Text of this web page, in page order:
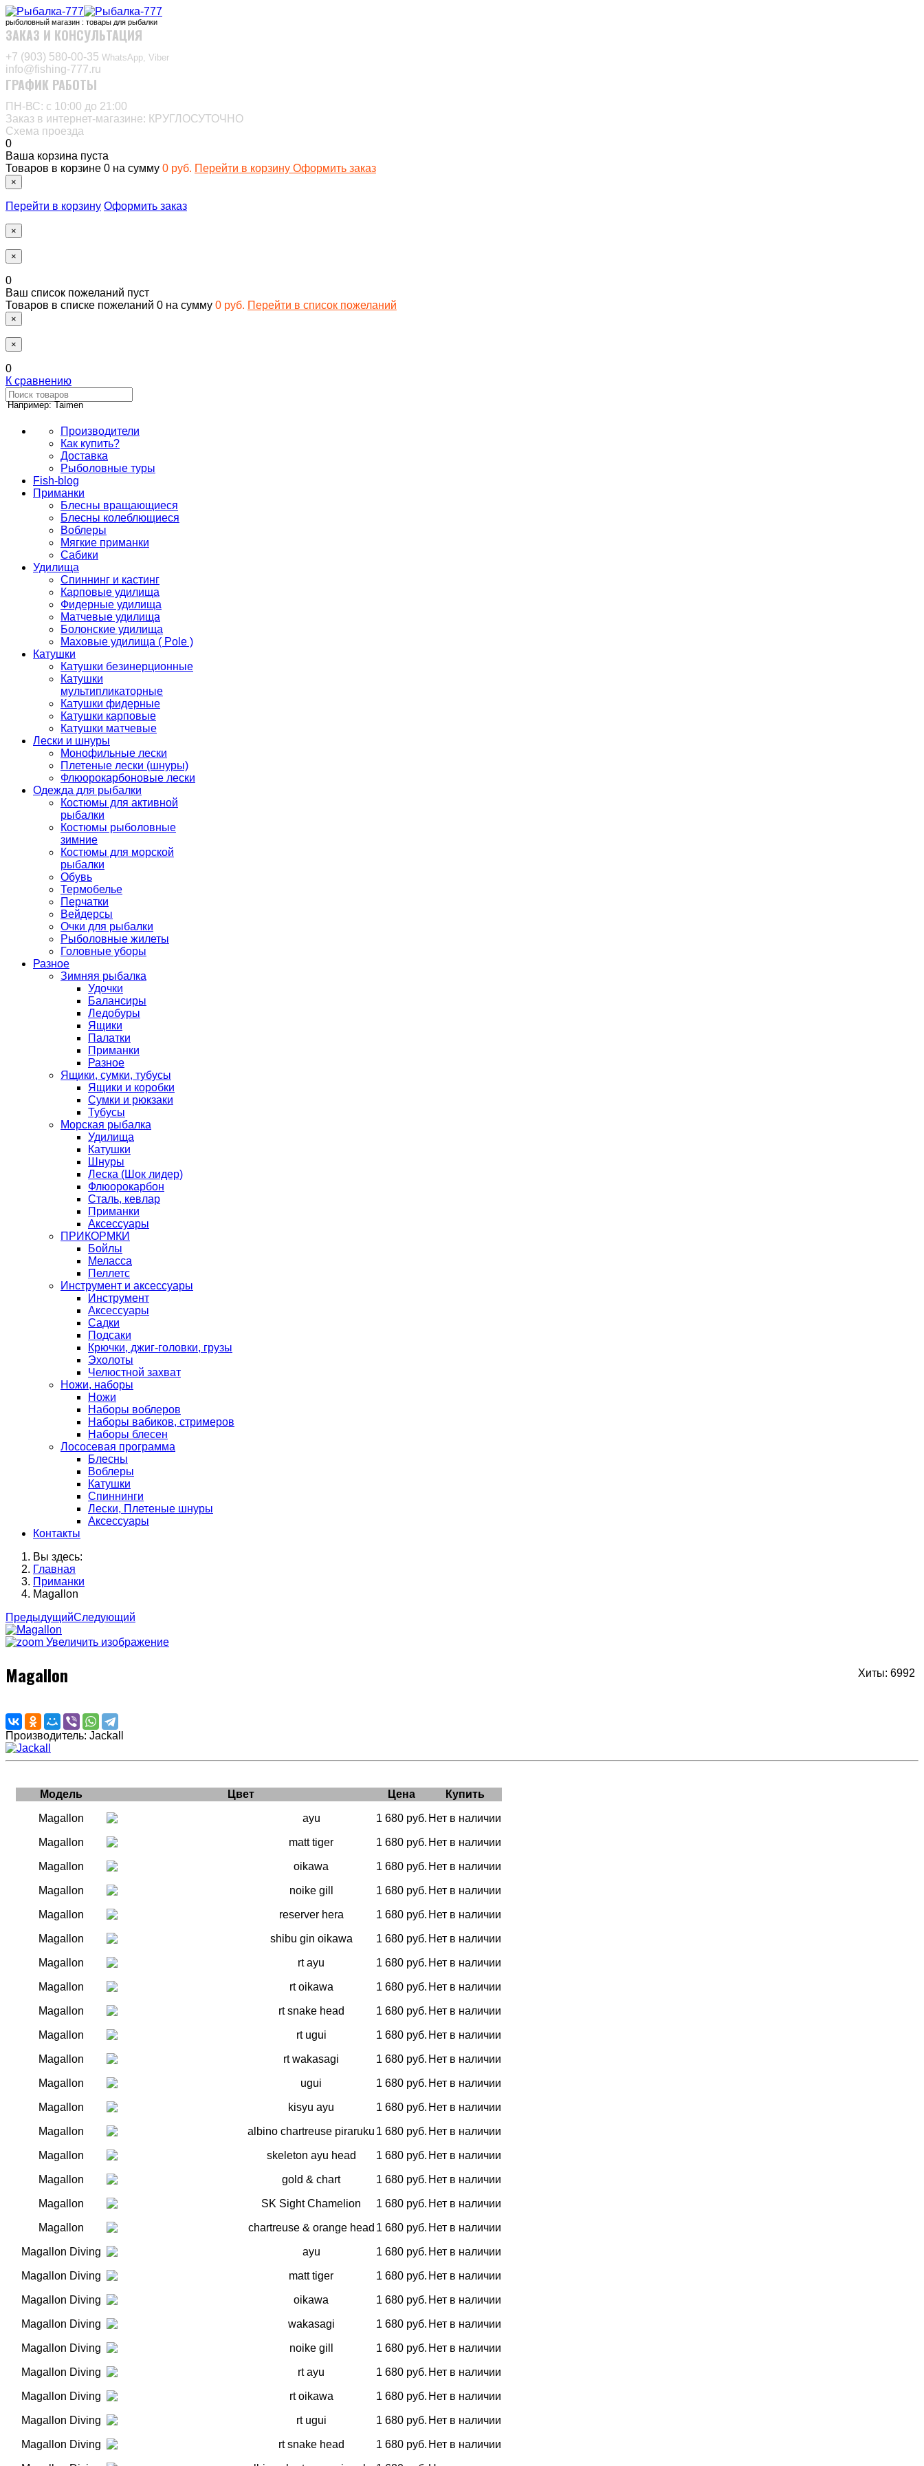
рыболовный магазин : товары для рыбалки
ЗАКАЗ И КОНСУЛЬТАЦИЯ
+7 (903) 580-00-35‬ WhatsApp, Viber
info@fishing-777.ru
ГРАФИК РАБОТЫ
ПН-ВС: с 10:00 до 21:00
Заказ в интернет-магазине: КРУГЛОСУТОЧНО
Схема проезда
0
Ваша корзина пуста
Товаров в корзине 0 на сумму 0 руб. Перейти в корзину Оформить заказ
×
Перейти в корзину Оформить заказ
×
×
0
Ваш список пожеланий пуст
Товаров в списке пожеланий 0 на сумму 0 руб. Перейти в список пожеланий
×
×
0
К сравнению
Например: Taimen
Производители
Как купить?
Доставка
Рыболовные туры
Fish-blog
Приманки
Блесны вращающиеся
Блесны колеблющиеся
Воблеры
Мягкие приманки
Сабики
Удилища
Спиннинг и кастинг
Карповые удилища
Фидерные удилища
Матчевые удилища
Болонские удилища
Маховые удилища ( Pole )
Катушки
Катушки безинерционные
Катушки
мультипликаторные
Катушки фидерные
Катушки карповые
Катушки матчевые
Лески и шнуры
Монофильные лески
Плетеные лески (шнуры)
Флюорокарбоновые лески
Одежда для рыбалки
Костюмы для активной
рыбалки
Костюмы рыболовные
зимние
Костюмы для морской
рыбалки
Обувь
Термобелье
Перчатки
Вейдерсы
Очки для рыбалки
Рыболовные жилеты
Головные уборы
Разное
Зимняя рыбалка
Удочки
Балансиры
Ледобуры
Ящики
Палатки
Приманки
Разное
Ящики, сумки, тубусы
Ящики и коробки
Сумки и рюкзаки
Тубусы
Морская рыбалка
Удилища
Катушки
Шнуры
Леска (Шок лидер)
Флюорокарбон
Сталь, кевлар
Приманки
Аксессуары
ПРИКОРМКИ
Бойлы
Меласса
Пеллетс
Инструмент и аксессуары
Инструмент
Аксессуары
Садки
Подсаки
Крючки, джиг-головки, грузы
Эхолоты
Челюстной захват
Ножи, наборы
Ножи
Наборы воблеров
Наборы вабиков, стримеров
Наборы блесен
Лососевая программа
Блесны
Воблеры
Катушки
Спиннинги
Лески, Плетеные шнуры
Аксессуары
Контакты
Вы здесь:
Главная
Приманки
Magallon
ПредыдущийСледующий
Увеличить изображение
Хиты: 6992
Magallon
Производитель: Jackall
Модель Цвет Цена Купить
Magallon ayu 1 680 руб. Нет в наличии
Magallon matt tiger 1 680 руб. Нет в наличии
Magallon oikawa 1 680 руб. Нет в наличии
Magallon noike gill 1 680 руб. Нет в наличии
Magallon reserver hera 1 680 руб. Нет в наличии
Magallon shibu gin oikawa 1 680 руб. Нет в наличии
Magallon rt ayu 1 680 руб. Нет в наличии
Magallon rt oikawa 1 680 руб. Нет в наличии
Magallon rt snake head 1 680 руб. Нет в наличии
Magallon rt ugui 1 680 руб. Нет в наличии
Magallon rt wakasagi 1 680 руб. Нет в наличии
Magallon ugui 1 680 руб. Нет в наличии
Magallon kisyu ayu 1 680 руб. Нет в наличии
Magallon albino chartreuse piraruku 1 680 руб. Нет в наличии
Magallon skeleton ayu head 1 680 руб. Нет в наличии
Magallon gold & chart 1 680 руб. Нет в наличии
Magallon SK Sight Chamelion 1 680 руб. Нет в наличии
Magallon chartreuse & orange head 1 680 руб. Нет в наличии
Magallon Diving ayu 1 680 руб. Нет в наличии
Magallon Diving matt tiger 1 680 руб. Нет в наличии
Magallon Diving oikawa 1 680 руб. Нет в наличии
Magallon Diving wakasagi 1 680 руб. Нет в наличии
Magallon Diving noike gill 1 680 руб. Нет в наличии
Magallon Diving rt ayu 1 680 руб. Нет в наличии
Magallon Diving rt oikawa 1 680 руб. Нет в наличии
Magallon Diving rt ugui 1 680 руб. Нет в наличии
Magallon Diving rt snake head 1 680 руб. Нет в наличии